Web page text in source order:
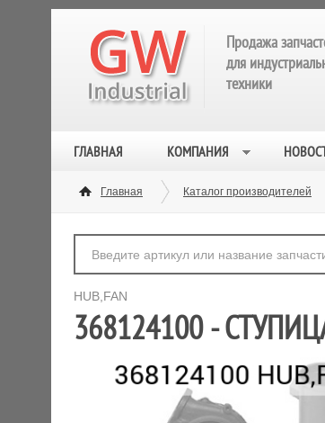
Продажа
для
техники
ГЛАВНАЯ КОМПАНИЯ
Главная Каталог производителей
HUB,FAN
368124100 -